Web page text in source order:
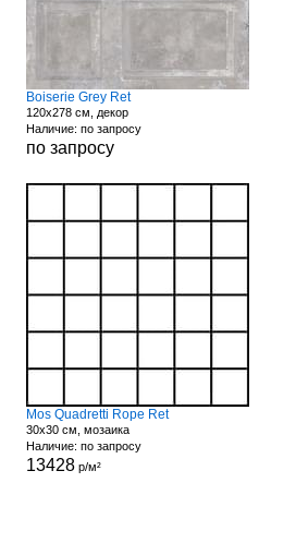
Boiserie Grey Ret
120x278 см, декор
Наличие: по запросу
по запросу
Mos Quadretti Rope Ret
30x30 см, мозаика
Наличие: по запросу
13428р/м²